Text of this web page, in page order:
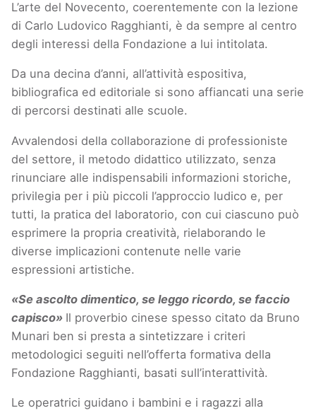
L’arte del Novecento, coerentemente con la lezione
di Carlo Ludovico Ragghianti, è da sempre al centro
degli interessi della Fondazione a lui intitolata.
Da una decina d’anni, all’attività espositiva,
bibliografica ed editoriale si sono affiancati una serie
di percorsi destinati alle scuole.
Avvalendosi della collaborazione di professioniste
del settore, il metodo didattico utilizzato, senza
rinunciare alle indispensabili informazioni storiche,
privilegia per i più piccoli l’approccio ludico e, per
tutti, la pratica del laboratorio, con cui ciascuno può
esprimere la propria creatività, rielaborando le
diverse implicazioni contenute nelle varie
espressioni artistiche.
«Se ascolto dimentico, se leggo ricordo, se faccio
capisco» Il proverbio cinese spesso citato da Bruno
Munari ben si presta a sintetizzare i criteri
metodologici seguiti nell’offerta formativa della
Fondazione Ragghianti, basati sull’interattività.
Le operatrici guidano i bambini e i ragazzi alla